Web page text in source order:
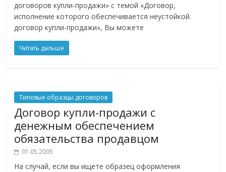
договоров купли-продажи» с темой «Договор,
исполнение которого обеспечивается неустойкой.
договор купли-продажи», Вы можете
Читать дальше
Типовые образцы договоров
Договор купли-продажи с
денежным обеспечением
обязательства продавцом
01.05.2005
На случай, если вы ищете образец оформления